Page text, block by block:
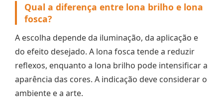
Qual a diferença entre lona brilho e lona
fosca?
A escolha depende da iluminação, da aplicação e
do efeito desejado. A lona fosca tende a reduzir
reflexos, enquanto a lona brilho pode intensificar a
aparência das cores. A indicação deve considerar o
ambiente e a arte.